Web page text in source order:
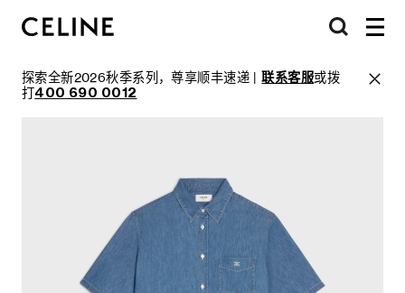
探索全新2026秋季系列，尊享顺丰速递 |联系客服或拨
打400 690 0012